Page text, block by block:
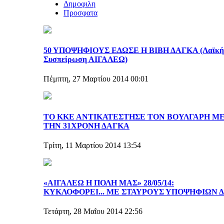
Δημοφιλη
Προσφατα
50 ΥΠΟΨΗΦΙΟΥΣ ΕΔΩΣΕ Η ΒΙΒΗ ΔΑΓΚΑ (Λαϊκή
Συσπείρωση ΑΙΓΑΛΕΩ)
Πέμπτη, 27 Μαρτίου 2014 00:01
ΤΟ ΚΚΕ ΑΝΤΙΚΑΤΕΣΤΗΣΕ ΤΟΝ ΒΟΥΛΓΑΡΗ
ΤΗΝ 31ΧΡΟΝΗ ΔΑΓΚΑ
Τρίτη, 11 Μαρτίου 2014 13:54
«ΑΙΓΑΛΕΩ Η ΠΟΛΗ ΜΑΣ» 28/05/14:
ΚΥΚΛΟΦΟΡΕΙ... ΜΕ ΣΤΑΥΡΟΥΣ ΥΠΟΨΗΦΙΩΝ
Τετάρτη, 28 Μαΐου 2014 22:56